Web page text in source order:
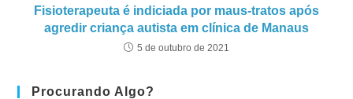
Fisioterapeuta é indiciada por maus-tratos após
agredir criança autista em clínica de Manaus
5 de outubro de 2021
Procurando Algo?